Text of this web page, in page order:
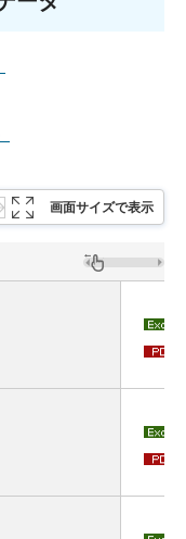
画面サイズで表示